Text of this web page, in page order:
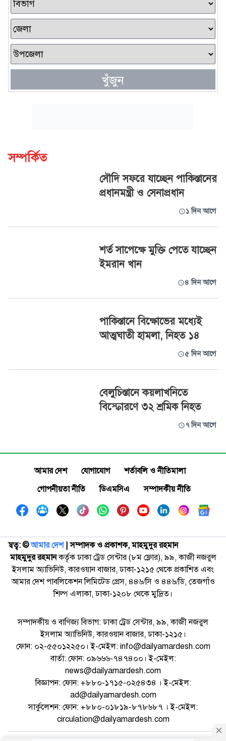
খুঁজুন
সম্পর্কিত
সৌদি সফরে যাচ্ছেন পাকিস্তানের
প্রধানমন্ত্রী ও সেনাপ্রধান
১ দিন আগে
শর্ত সাপেক্ষে মুক্তি পেতে যাচ্ছেন
ইমরান খান
৪ দিন আগে
পাকিস্তানে বিক্ষোভের মধ্যেই
আত্মঘাতী হামলা, নিহত ১৪
৫ দিন আগে
বেলুচিস্তানে কয়লাখনিতে
বিস্ফোরণে ৩২ শ্রমিক নিহত
৭ দিন আগে
আমার দেশ যোগাযোগ
শর্তাবলি ও নীতিমালা
গোপনীয়তা নীতি
ডিএমসিএ সম্পাদকীয় নীতি
স্বত্ব: ©️আমার দেশ| সম্পাদক ও প্রকাশক, মাহমুদুর রহমান
মাহমুদুর রহমানকর্তৃক ঢাকা ট্রেড সেন্টার (৮ম ফ্লোর), ৯৯, কাজী নজরুল
ইসলাম অ্যাভিনিউ, কারওয়ান বাজার, ঢাকা-১২১৫ থেকে প্রকাশিত এবং
আমার দেশ পাবলিকেশন লিমিটেড প্রেস, ৪৪৬/সি ও ৪৪৬/ডি, তেজগাঁও
শিল্প এলাকা, ঢাকা-১২০৮ থেকে মুদ্রিত।
সম্পাদকীয় ও বাণিজ্য বিভাগ: ঢাকা ট্রেড সেন্টার, ৯৯, কাজী নজরুল
ইসলাম অ্যাভিনিউ, কারওয়ান বাজার, ঢাকা-১২১৫।
ফোন: ০২-৫৫০১২২৫০। ই-মেইল: info@dailyamardesh.com
বার্তা: ফোন: ০৯৬৬৬-৭৪৭৪০০। ই-মেইল:
news@dailyamardesh.com
বিজ্ঞাপন: ফোন: +৮৮০-১৭১৫-০২৫৪৩৪ । ই-মেইল:
ad@dailyamardesh.com
সার্কুলেশন: ফোন: +৮৮০-০১৮১৯-৮৭৮৬৮৭ । ই-মেইল:
circulation@dailyamardesh.com